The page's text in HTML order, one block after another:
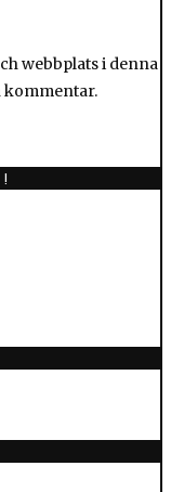
webbplats i denna
kommentar.